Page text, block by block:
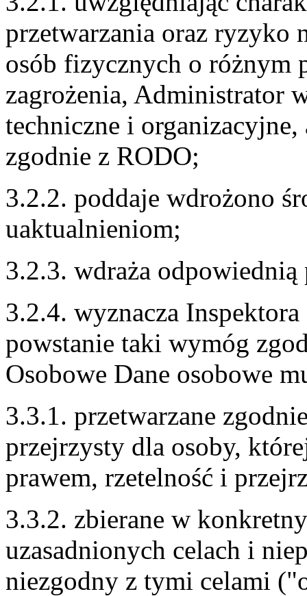
przetwarzania oraz ryzyko
osób fizycznych o różnym
zagrożenia, Administrator
techniczne i organizacyjne,
zgodnie z RODO;
3.2.2. poddaje wdrożono
uaktualnieniom;
3.2.3. wdraża
3.2.4. wyznacza
powstanie taki wymóg
Osobowe Dane osobowe
3.3.1. przetwarzane
przejrzysty dla osoby,
prawem, rzetelność i
3.3.2. zbierane w
uzasadnionych celach i
niezgodny z tymi celami